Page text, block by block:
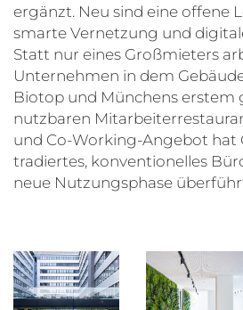
ergänzt. Neu sind eine offene
smarte Vernetzung und
Statt nur eines Großmieters
Unternehmen in dem
Biotop und Münchens erstem
nutzbaren
und Co-Working-Angebot hat
tradiertes, konventionelles
neue Nutzungsphase